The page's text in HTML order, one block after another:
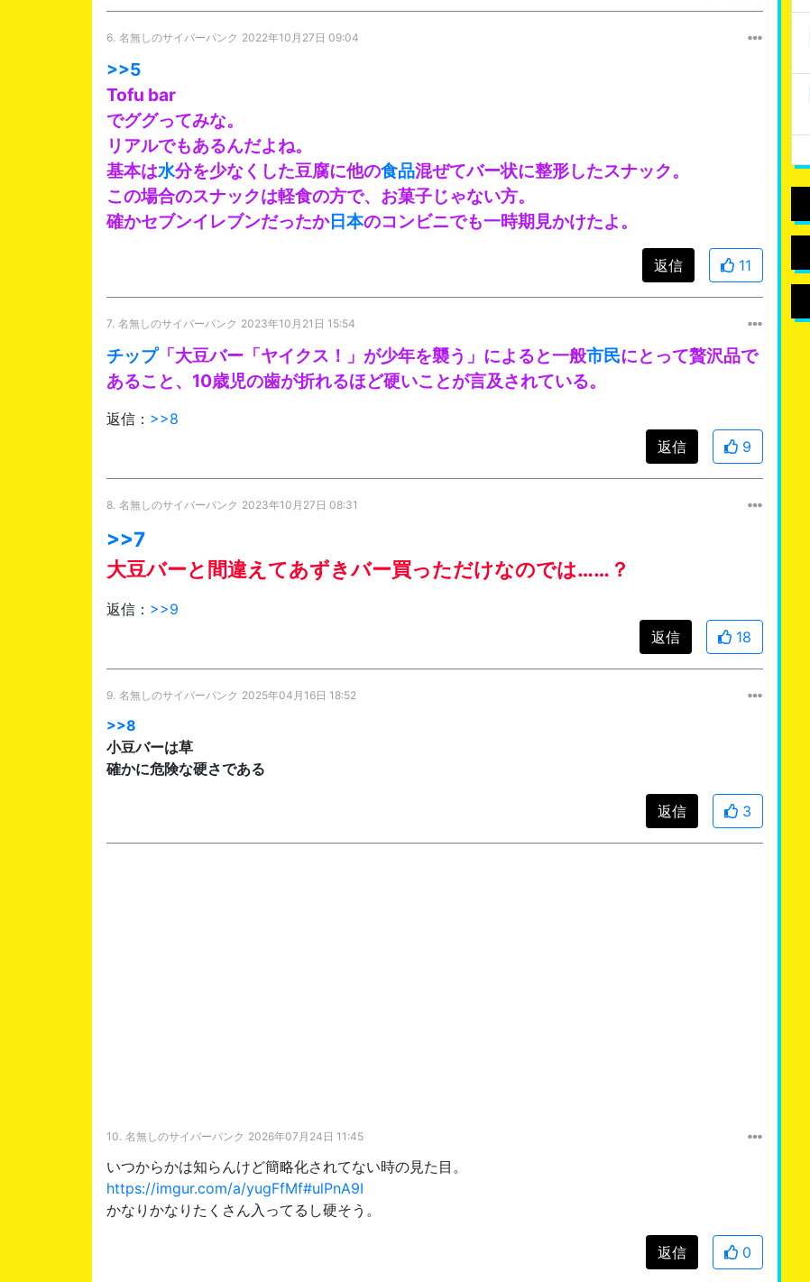
6. 名無しのサイバーパンク 2022年10月27日 09:04
>>5
Tofu bar
でググってみな。
リアルでもあるんだよね。
基本は水分を少なくした豆腐に他の食品混ぜてバー状に整形したスナック。
この場合のスナックは軽食の方で、お菓子じゃない方。
確かセブンイレブンだったか日本のコンビニでも一時期見かけたよ。
返信 11
7. 名無しのサイバーパンク 2023年10月21日 15:54
チップ「大豆バー「ヤイクス！」が少年を襲う」によると一般市民にとって贅沢品で
あること、10歳児の歯が折れるほど硬いことが言及されている。
返信： >>8
返信
9
8. 名無しのサイバーパンク 2023年10月27日 08:31
>>7
大豆バーと間違えてあずきバー買っただけなのでは……？
返信： >>9
返信
18
9. 名無しのサイバーパンク 2025年04月16日 18:52
>>8
小豆バーは草
確かに危険な硬さである
返信 3
10. 名無しのサイバーパンク 2026年07月24日 11:45
いつからかは知らんけど簡略化されてない時の見た目。
https://imgur.com/a/yugFfMf#ulPnA9I
かなりかなりたくさん入ってるし硬そう。
返信 0